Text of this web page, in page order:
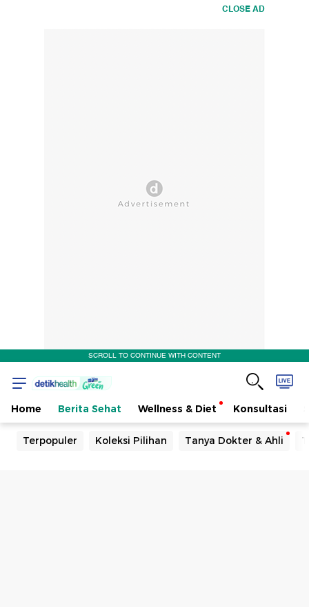
CLOSE AD
SCROLL TO CONTINUE WITH CONTENT
Home Berita Sehat Wellness & Diet Konsultasi
Terpopuler Koleksi Pilihan Tanya Dokter & Ahli